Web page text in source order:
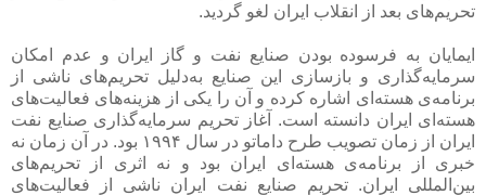
تحریم‌های بعد از انقلاب ایران لغو گردید.
ایمایان به فرسوده بودن صنایع نفت و گاز ایران و عدم امکان
سرمایه‌گذاری و بازسازی این صنایع به‌دلیل تحریم‌های ناشی از
برنامه‌ی هسته‌ای اشاره کرده و آن را یکی از هزینه‌های فعالیت‌های
هسته‌ای ایران دانسته است. آغاز تحریم سرمایه‌گذاری صنایع نفت
ایران از زمان تصویب طرح داماتو در سال ۱۹۹۴ بود. در آن زمان نه
خبری از برنامه‌ی هسته‌ای ایران بود و نه اثری از تحریم‌های
بین‌المللی ایران. تحریم صنایع نفت ایران ناشی از فعالیت‌های